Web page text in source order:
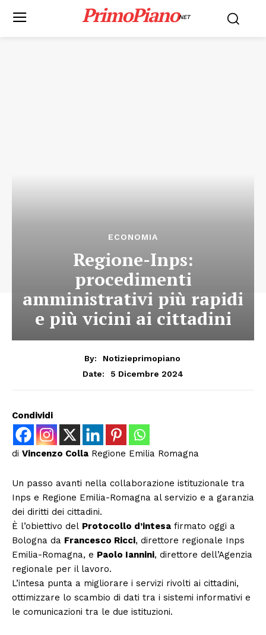
PrimoPianoNET
ECONOMIA
Regione-Inps:
procedimenti
amministrativi più rapidi
e più vicini ai cittadini
By:
Notizieprimopiano
Date:
5 Dicembre 2024
Condividi
di Vincenzo Colla Regione Emilia Romagna
Un passo avanti nella collaborazione istituzionale tra
Inps e Regione Emilia-Romagna al servizio e a garanzia
dei diritti dei cittadini.
È l’obiettivo del Protocollo d’intesa firmato oggi a
Bologna da Francesco Ricci, direttore regionale Inps
Emilia-Romagna, e Paolo Iannini, direttore dell’Agenzia
regionale per il lavoro.
L’intesa punta a migliorare i servizi rivolti ai cittadini,
ottimizzare lo scambio di dati tra i sistemi informativi e
le comunicazioni tra le due istituzioni.